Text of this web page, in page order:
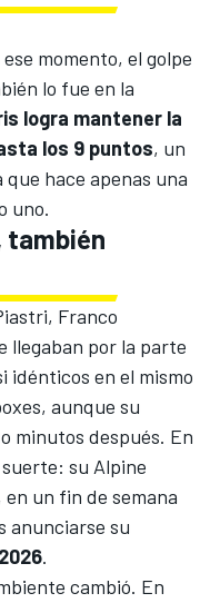
momento, el golpe
lo fue en la
logra mantener la
los 9 puntos, un
hace apenas una
uno.
también
Franco
llegaban por la parte
en el mismo
aunque su
minutos después. En
su Alpine
un fin de semana
anunciarse su
.
cambió. En